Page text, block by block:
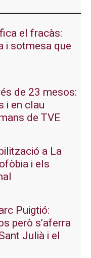
el fracàs:
i sotmesa que
de 23 mesos:
i en clau
de TVE
a La
i els
Puigtió:
però s’aferra
Julià i el